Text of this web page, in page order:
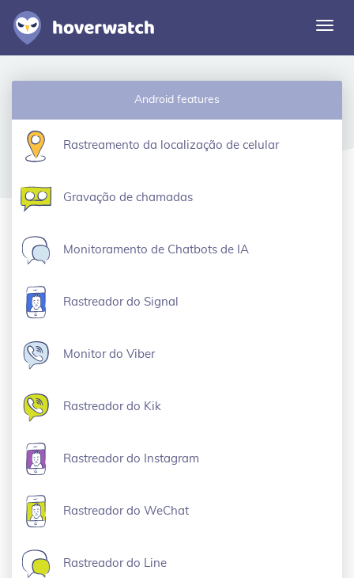
Funcionalidades
Entrar
Android features
Rastreamento da localização de celular
Gravação de chamadas
Monitoramento de Chatbots de IA
Rastreador do Signal
Monitor do Viber
Rastreador do Kik
Rastreador do Instagram
Rastreador do WeChat
Rastreador do Line